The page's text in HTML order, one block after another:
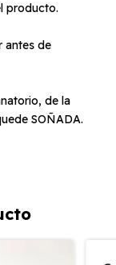
producto.
antes de
de la
SOÑADA.